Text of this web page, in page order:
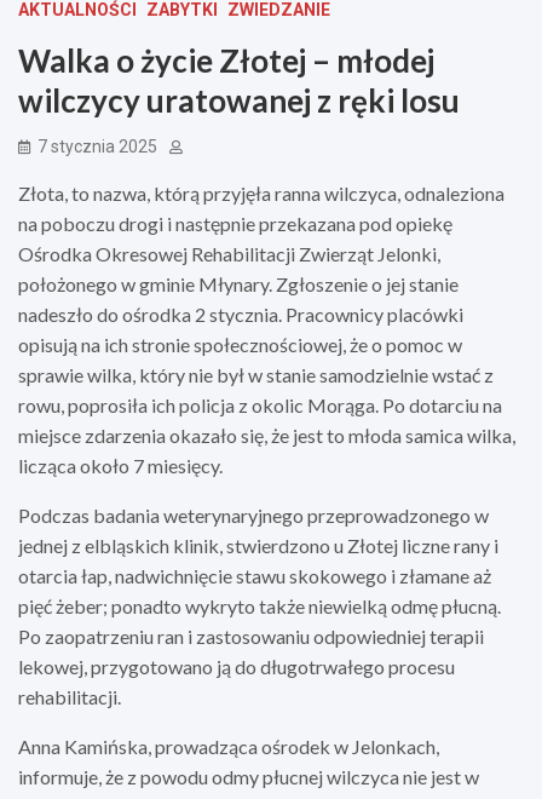
AKTUALNOŚCI ZABYTKI ZWIEDZANIE
Walka o życie Złotej – młodej
wilczycy uratowanej z ręki losu
7 stycznia 2025
Złota, to nazwa, którą przyjęła ranna wilczyca, odnaleziona
na poboczu drogi i następnie przekazana pod opiekę
Ośrodka Okresowej Rehabilitacji Zwierząt Jelonki,
położonego w gminie Młynary. Zgłoszenie o jej stanie
nadeszło do ośrodka 2 stycznia. Pracownicy placówki
opisują na ich stronie społecznościowej, że o pomoc w
sprawie wilka, który nie był w stanie samodzielnie wstać z
rowu, poprosiła ich policja z okolic Morąga. Po dotarciu na
miejsce zdarzenia okazało się, że jest to młoda samica wilka,
licząca około 7 miesięcy.
Podczas badania weterynaryjnego przeprowadzonego w
jednej z elbląskich klinik, stwierdzono u Złotej liczne rany i
otarcia łap, nadwichnięcie stawu skokowego i złamane aż
pięć żeber; ponadto wykryto także niewielką odmę płucną.
Po zaopatrzeniu ran i zastosowaniu odpowiedniej terapii
lekowej, przygotowano ją do długotrwałego procesu
rehabilitacji.
Anna Kamińska, prowadząca ośrodek w Jelonkach,
informuje, że z powodu odmy płucnej wilczyca nie jest w